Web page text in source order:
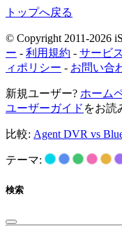
トップへ戻る
© Copyright 2011-2026
ー - 利用規約 - サービ
ィポリシー - お問い合
新規ユーザー? ホーム
ユーザーガイド をお読
比較: Agent DVR vs
テーマ:
検索